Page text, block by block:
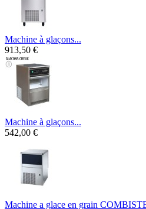
Machine à glaçons...
913,50 €
Machine à glaçons...
542,00 €
Machine a glace en grain